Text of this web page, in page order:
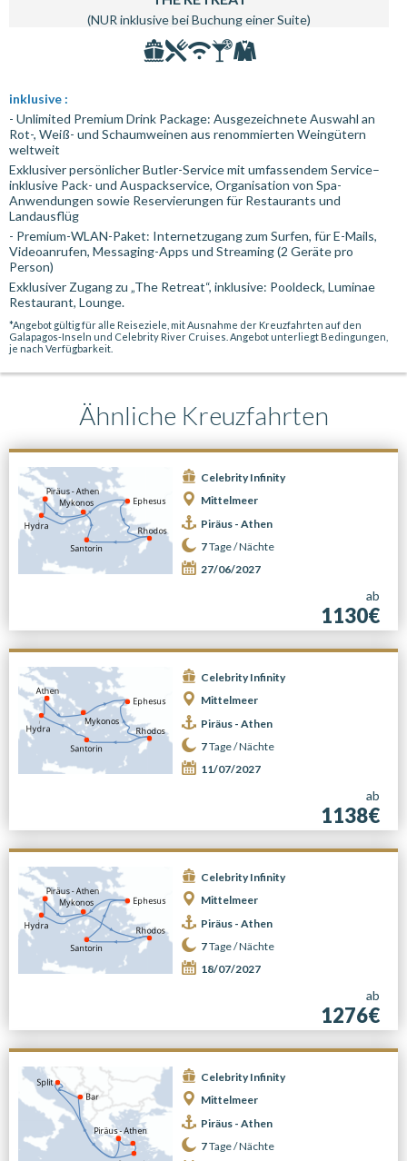
(NUR inklusive bei Buchung einer Suite)
inklusive :
- Unlimited Premium Drink Package: Ausgezeichnete Auswahl an
Rot-, Weiß- und Schaumweinen aus renommierten Weingütern
weltweit
Exklusiver persönlicher Butler-Service mit umfassendem Service–
inklusive Pack- und Auspackservice, Organisation von Spa-
Anwendungen sowie Reservierungen für Restaurants und
Landausflüg
- Premium-WLAN-Paket: Internetzugang zum Surfen, für E-Mails,
Videoanrufen, Messaging-Apps und Streaming (2 Geräte pro
Person)
Exklusiver Zugang zu „The Retreat“, inklusive: Pooldeck, Luminae
Restaurant, Lounge.
*Angebot gültig für alle Reiseziele, mit Ausnahme der Kreuzfahrten auf den
Galapagos-Inseln und Celebrity River Cruises. Angebot unterliegt Bedingungen,
je nach Verfügbarkeit.
Ähnliche Kreuzfahrten
Celebrity Infinity
Mittelmeer
Piräus - Athen
7Tage /Nächte
27/06/2027
ab
1130€
Celebrity Infinity
Mittelmeer
Piräus - Athen
7Tage /Nächte
11/07/2027
ab
1138€
Celebrity Infinity
Mittelmeer
Piräus - Athen
7Tage /Nächte
18/07/2027
ab
1276€
Celebrity Infinity
Mittelmeer
Piräus - Athen
7Tage /Nächte